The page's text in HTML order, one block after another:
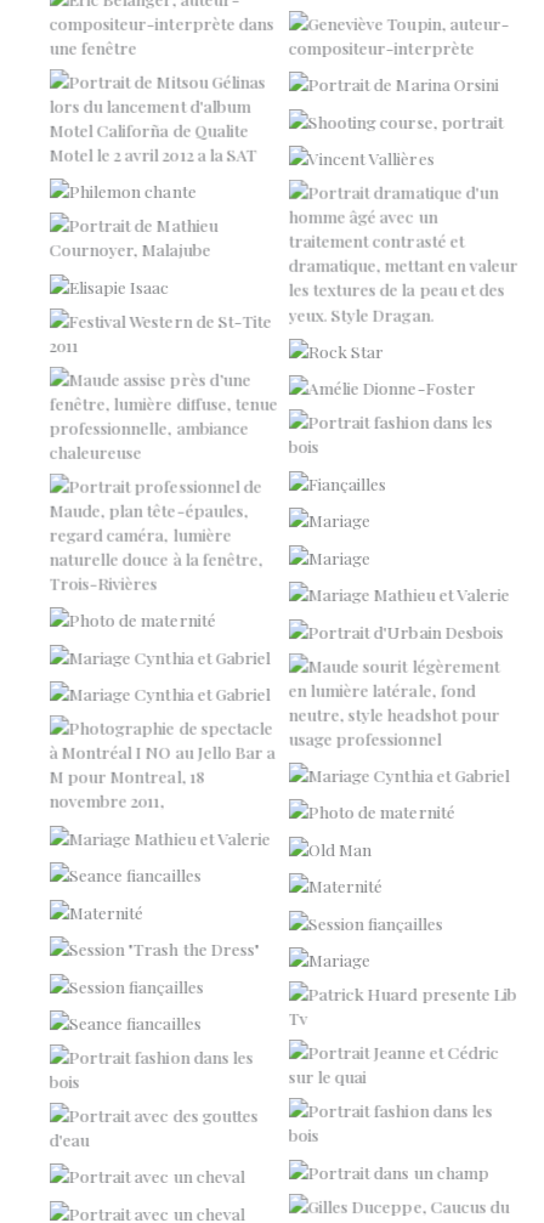
Eric Bélanger, auteur-
compositeur-interprète
Geneviève Toupin, auteur-
compositeur-interprète
Mitsou
Marina Orsini
Vincent Vallières
Philemon chante
Aucune légende
Mathieu Cournoyer,
Malajube
Elisapie Isaac
Festival Western de St-Tite
Portraits professionnels
Amélie Dionne-Foster
Portrait
Portraits professionnels
Mariage Mathieu et Valerie
Photo de maternité
Mariage Cynthia et Gabriel
Portraits professionnels
Mariage Cynthia et Gabriel
I NO
Mariage Cynthia et Gabriel
Photo de maternité
Mariage Mathieu et Valerie
Seance fiancailles
Maternité
Maternité
Session fiançailles
« Trash the Dress »
Patrick Huard
Seance fiancailles
17-Portrait Jeanne et
Portrait
Portrait
Portrait
Portrait avec un cheval